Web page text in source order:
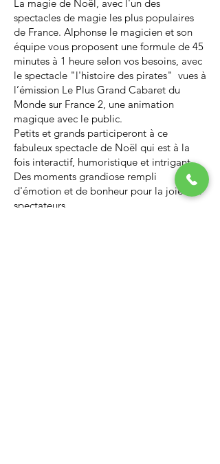
La magie de Noël, avec l'un des
spectacles de magie les plus populaires
de France. Alphonse le magicien et son
équipe vous proposent une formule de 45
minutes à 1 heure selon vos besoins, avec
le spectacle "l'histoire des pirates" vues à
l’émission Le Plus Grand Cabaret du
Monde sur France 2, une animation
magique avec le public.
Petits et grands participeront à ce
fabuleux spectacle de Noël qui est à la
fois interactif, humoristique et intrigant.
Des moments grandiose rempli
d'émotion et de bonheur pour la joie des
spectateurs.